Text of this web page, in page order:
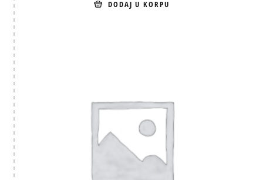
DODAJ U KORPU